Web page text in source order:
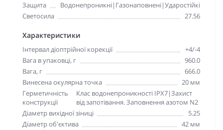
Защита
Водонепроникні|Газонаповнені|Ударостійкі
Светосила
27.56
Характеристики
Інтервал діоптрійної корекції
+4/-4
Вага в упаковці, г
960.0
Вага, г
666.0
Винесена окулярна точка
20 мм
Герметичність
конструкції
Клас водонепроникності IPX7|Захист
від запотівання. Заповнення азотом N2
Діаметр вихідної зіниці
5.25
Діаметр об'єктива
42 мм